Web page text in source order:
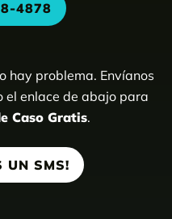
4878
hay problema. Envíanos
el enlace de abajo para
Caso Gratis.
UN SMS!